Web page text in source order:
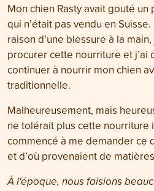
Mon chien Rasty avait gouté un
qui n’était pas vendu en
raison d’une blessure à la
procurer cette nourriture et j’ai
continuer à nourrir mon chien
traditionnelle.
Malheureusement, mais
ne tolérait plus cette nourriture
commencé à me demander ce
et d’où provenaient de
À l'époque, nous faisions